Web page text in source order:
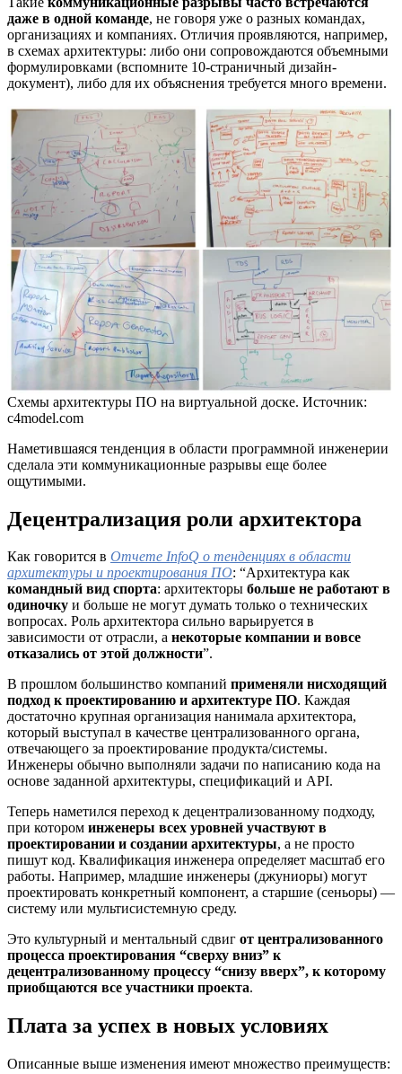
даже в одной команде, не говоря уже о разных командах,
организациях и компаниях. Отличия проявляются, например,
в схемах архитектуры: либо они сопровождаются объемными
формулировками (вспомните 10-страничный дизайн-
документ), либо для их объяснения требуется много времени.
Схемы архитектуры ПО на виртуальной доске. Источник:
c4model.com
Наметившаяся тенденция в области программной инженерии
сделала эти коммуникационные разрывы еще более
ощутимыми.
Децентрализация роли архитектора
Как говорится в Отчете InfoQ о тенденциях в области
архитектуры и проектирования ПО: “Архитектура как
командный вид спорта: архитекторы больше не работают в
одиночку и больше не могут думать только о технических
вопросах. Роль архитектора сильно варьируется в
зависимости от отрасли, а некоторые компании и вовсе
отказались от этой должности”.
В прошлом большинство компаний применяли нисходящий
подход к проектированию и архитектуре ПО. Каждая
достаточно крупная организация нанимала архитектора,
который выступал в качестве централизованного органа,
отвечающего за проектирование продукта/системы.
Инженеры обычно выполняли задачи по написанию кода на
основе заданной архитектуры, спецификаций и API.
Теперь наметился переход к децентрализованному подходу,
при котором инженеры всех уровней участвуют в
проектировании и создании архитектуры, а не просто
пишут код. Квалификация инженера определяет масштаб его
работы. Например, младшие инженеры (джуниоры) могут
проектировать конкретный компонент, а старшие (сеньоры) —
систему или мультисистемную среду.
Это культурный и ментальный сдвиг от централизованного
процесса проектирования “сверху вниз” к
децентрализованному процессу “снизу вверх”, к которому
приобщаются все участники проекта.
Плата за успех в новых условиях
Описанные выше изменения имеют множество преимуществ: